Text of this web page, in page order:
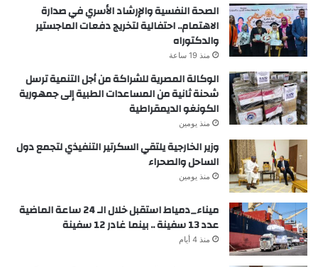
الصحة النفسية والإرشاد الأسري في صدارة
الاهتمام.. احتفالية لتخريج دفعات الماجستير
والدكتوراه
منذ 19 ساعة
الوكالة المصرية للشراكة من أجل التنمية ترسل
شحنة ثانية من المساعدات الطبية إلى جمهورية
الكونغو الديمقراطية
منذ يومين
وزير الخارجية يلتقي السكرتير التنفيذي لتجمع دول
الساحل والصحراء
منذ يومين
ميناء_دمياط استقبل خلال الـ 24 ساعة الماضية
عدد 13 سفينة .. بينما غادر 12 سفينة
منذ 4 أيام